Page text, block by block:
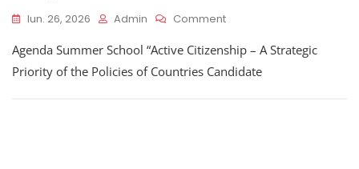
Iun. 26, 2026 Admin CommentOn
Summer
School
Citizenship
Agenda Summer School “Active Citizenship – A Strategic
Priority of the Policies of Countries Candidate